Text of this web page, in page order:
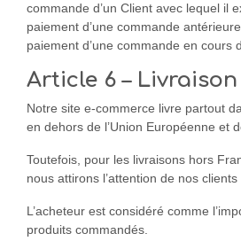
commande d’un Client avec lequel il
paiement d’une commande
paiement d’une commande en cours
Article 6 – Livraison
Notre site e-commerce livre partout
en dehors de l’Union Européenne et
Toutefois, pour les livraisons hors
nous attirons l’attention de nos
L’acheteur est considéré comme
produits commandés.